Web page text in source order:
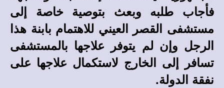
فأجاب طلبه وبعث بتوصية خاصة إلى
مستشفى القصر العيني للاهتمام بابنة هذا
الرجل وإن لم يتوفر علاجها بالمستشفى
تسافر إلى الخارج لاستكمال علاجها على
نفقة الدولة.